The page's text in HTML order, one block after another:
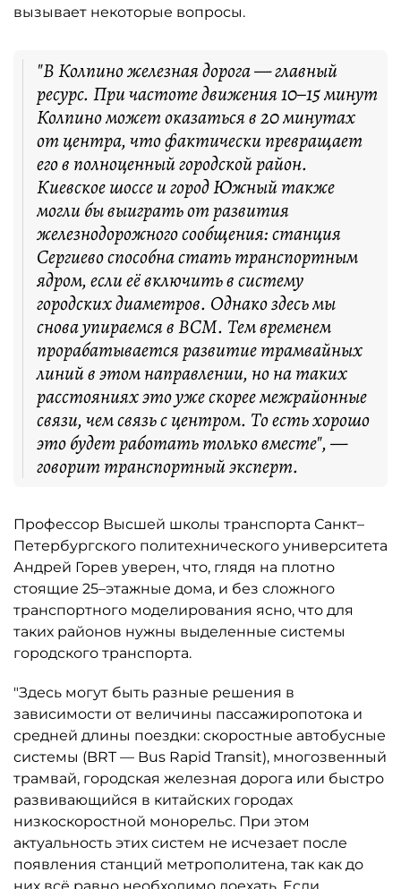
вызывает некоторые вопросы.
"В Колпино железная дорога — главный
ресурс. При частоте движения 10–15 минут
Колпино может оказаться в 20 минутах
от центра, что фактически превращает
его в полноценный городской район.
Киевское шоссе и город Южный также
могли бы выиграть от развития
железнодорожного сообщения: станция
Сергиево способна стать транспортным
ядром, если её включить в систему
городских диаметров. Однако здесь мы
снова упираемся в ВСМ. Тем временем
прорабатывается развитие трамвайных
линий в этом направлении, но на таких
расстояниях это уже скорее межрайонные
связи, чем связь с центром. То есть хорошо
это будет работать только вместе", —
говорит транспортный эксперт.
Профессор Высшей школы транспорта Санкт–
Петербургского политехнического университета
Андрей Горев уверен, что, глядя на плотно
стоящие 25–этажные дома, и без сложного
транспортного моделирования ясно, что для
таких районов нужны выделенные системы
городского транспорта.
"Здесь могут быть разные решения в
зависимости от величины пассажиропотока и
средней длины поездки: скоростные автобусные
системы (BRT — Bus Rapid Transit), многозвенный
трамвай, городская железная дорога или быстро
развивающийся в китайских городах
низкоскоростной монорельс. При этом
актуальность этих систем не исчезает после
появления станций метрополитена, так как до